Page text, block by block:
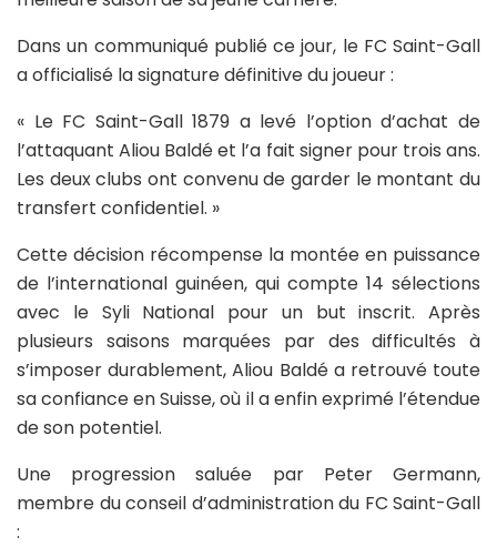
Dans un communiqué publié ce jour, le FC Saint-Gall
a officialisé la signature définitive du joueur :
« Le FC Saint-Gall 1879 a levé l’option d’achat de
l’attaquant Aliou Baldé et l’a fait signer pour trois ans.
Les deux clubs ont convenu de garder le montant du
transfert confidentiel. »
Cette décision récompense la montée en puissance
de l’international guinéen, qui compte 14 sélections
avec le Syli National pour un but inscrit. Après
plusieurs saisons marquées par des difficultés à
s’imposer durablement, Aliou Baldé a retrouvé toute
sa confiance en Suisse, où il a enfin exprimé l’étendue
de son potentiel.
Une progression saluée par Peter Germann,
membre du conseil d’administration du FC Saint-Gall
: